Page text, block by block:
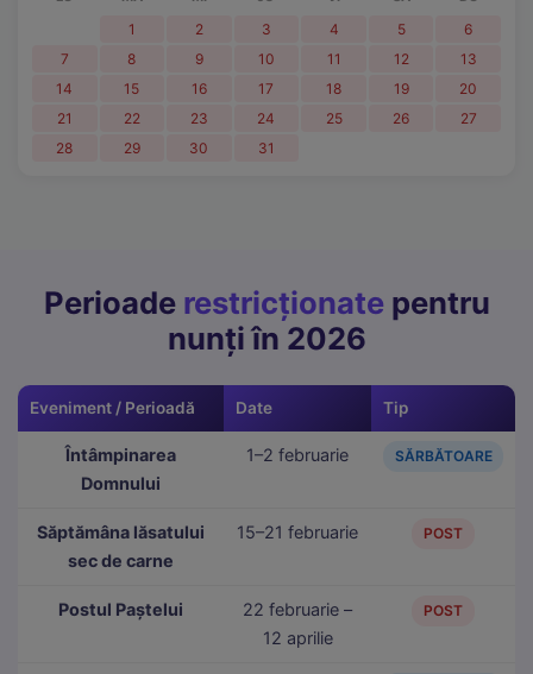
1 2 3 4 5
6
7
8 9 10 11 12
13
14
15 16 17 18 19
20
21
22 23 24 25 26
27
28
29 30 31
Perioade restricționatepentru
nunți în 2026
Eveniment / Perioadă Date Tip
Întâmpinarea
Domnului
1–2 februarie SĂRBĂTOARE
Săptămâna lăsatului
sec de carne
15–21 februarie POST
Postul Paștelui
22 februarie –
12 aprilie
POST
Necesare Mereu active
Cookie-urile de statistici ne ajută să înțelegem cum
interacționezi cu site-ul, colectând informații anonime.
Folosim Google Analytics prin Google Tag Manager.
Marketing
Cookie-urile de marketing sunt folosite pentru a urmări
vizitatorii pe site-uri web și a afișa reclame relevante.
Folosim Meta (Facebook) Pixel și TikTok Pixel.